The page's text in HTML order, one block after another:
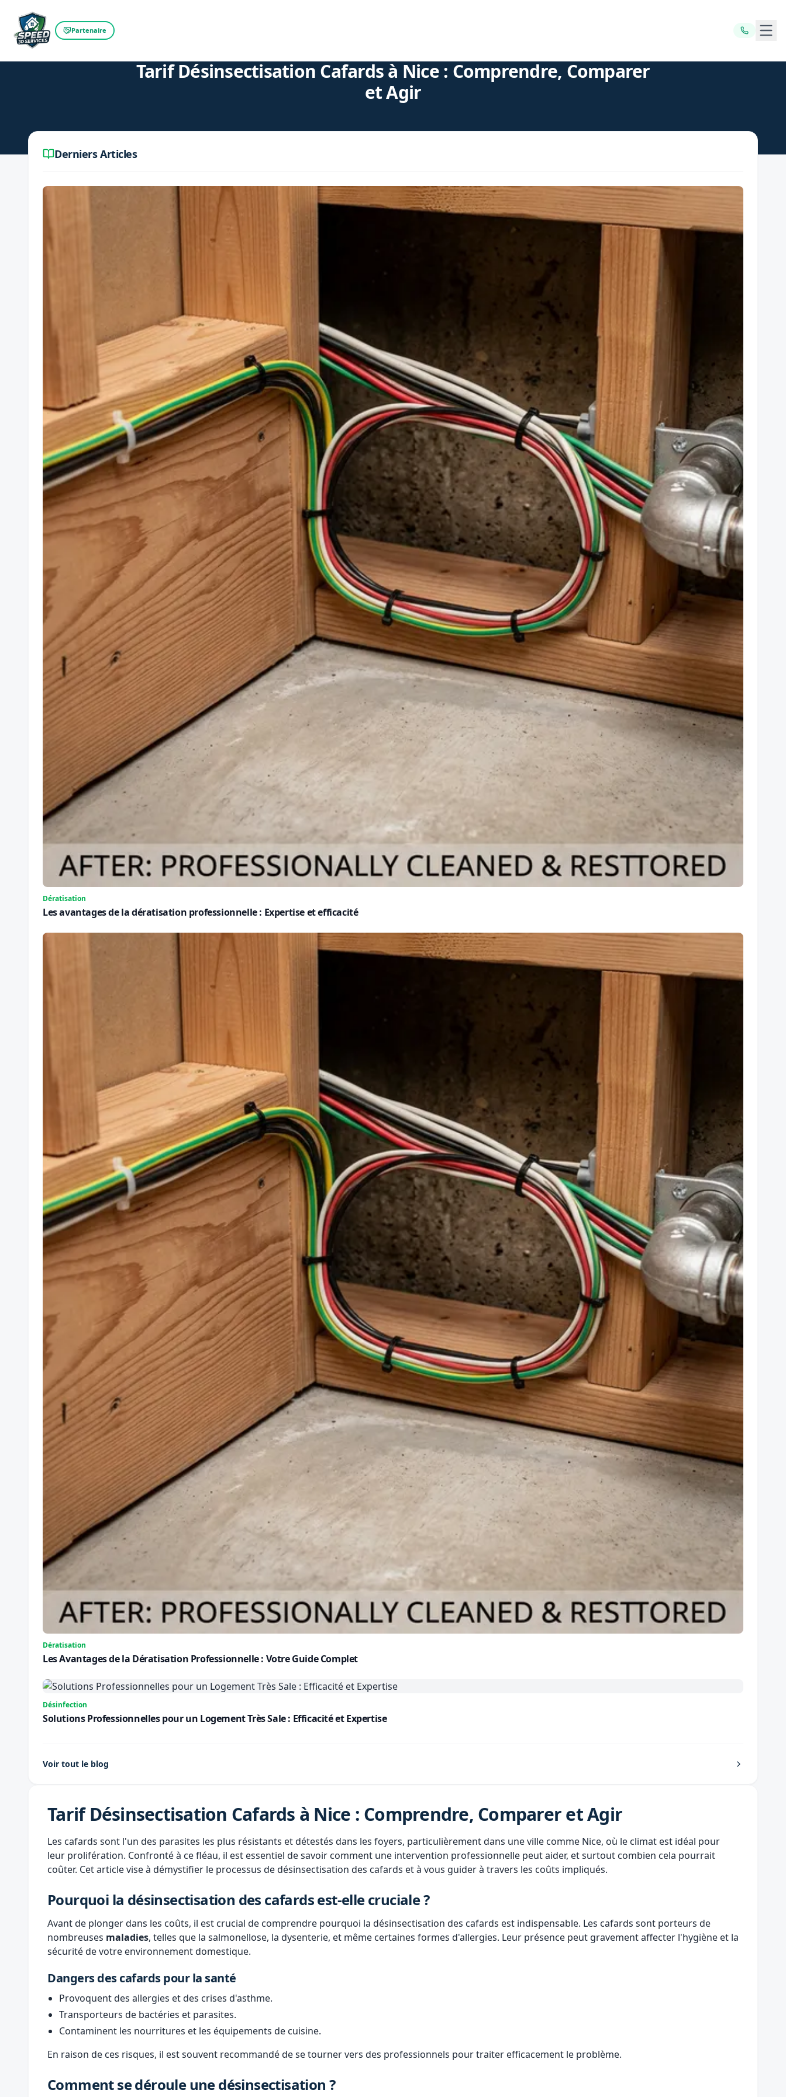
Partenaire
Retour au blog
Tarif Désinsectisation Cafards à Nice : Comprendre, Comparer
et Agir
Derniers Articles
Dératisation
Les avantages de la dératisation professionnelle : Expertise et efficacité
Dératisation
Les Avantages de la Dératisation Professionnelle : Votre Guide Complet
Désinfection
Solutions Professionnelles pour un Logement Très Sale : Efficacité et Expertise
Voir tout le blog
Tarif Désinsectisation Cafards à Nice : Comprendre, Comparer et Agir
Les cafards sont l'un des parasites les plus résistants et détestés dans les foyers, particulièrement dans une ville comme Nice, où le climat est idéal pour
leur prolifération. Confronté à ce fléau, il est essentiel de savoir comment une intervention professionnelle peut aider, et surtout combien cela pourrait
coûter. Cet article vise à démystifier le processus de désinsectisation des cafards et à vous guider à travers les coûts impliqués.
Pourquoi la désinsectisation des cafards est-elle cruciale ?
Avant de plonger dans les coûts, il est crucial de comprendre pourquoi la désinsectisation des cafards est indispensable. Les cafards sont porteurs de
nombreuses maladies, telles que la salmonellose, la dysenterie, et même certaines formes d'allergies. Leur présence peut gravement affecter l'hygiène et la
sécurité de votre environnement domestique.
Dangers des cafards pour la santé
Provoquent des allergies et des crises d'asthme.
Transporteurs de bactéries et parasites.
Contaminent les nourritures et les équipements de cuisine.
En raison de ces risques, il est souvent recommandé de se tourner vers des professionnels pour traiter efficacement le problème.
Comment se déroule une désinsectisation ?